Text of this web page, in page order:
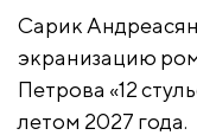
Сарик
экранизацию
Петрова «12
летом 2027 года.